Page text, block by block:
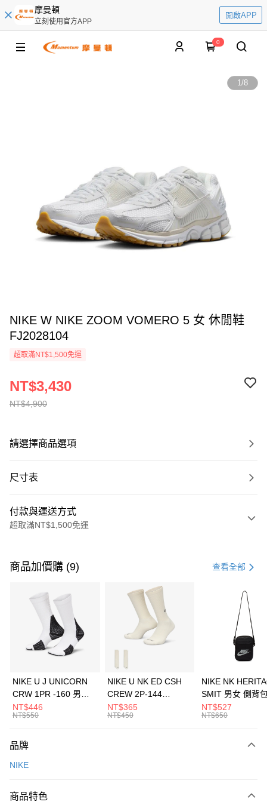
摩曼頓
立刻使用官方APP
開啟APP
0
1/8
NIKE W NIKE ZOOM VOMERO 5 女 休閒鞋
FJ2028104
超取滿NT$1,500免運
NT$4,900
NT$3,430
請選擇商品選項
尺寸表
付款與運送方式
超取滿NT$1,500免運
信用卡一次付款
3 期 0 利率 每期 21家銀行
合作金庫商業銀行
第一商業銀行
華南商業銀行
彰化商業銀行
上海商業儲蓄銀行
元大商業銀行
台灣樂天信用卡公司
Apple Pay
全盈+PAY
AFTEE先享後付
【關於「AFTEE先享後付」】
便利好安心！
３．安心：先確認商品／服務後，再付款。
運送方式
每筆NT$100，滿NT$1,500(含以上)免運費
商品加價購 (9) 查看全部
NIKE U J UNICORN
CRW 1PR -160 男女
中統襪 FZ3393100
NT$446
NT$550
NIKE U NK ED CSH
CREW 2P-144
EMBRDY 男女 短統襪
FZ3073133
NT$365
NT$450
NIKE NK
SMIT 男女 側背
BA5871010
NT$527
NT$650
品牌
NIKE
商品特色